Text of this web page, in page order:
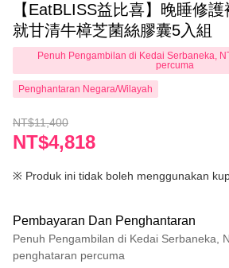
【EatBLISS益比喜】晚睡修
就甘清牛樟芝菌絲膠囊5入組
Penuh Pengambilan di Kedai Serbaneka,
percuma
Penghantaran Negara/Wilayah
NT$11,400
NT$4,818
※ Produk ini tidak boleh menggunakan
Pembayaran Dan Penghantaran
Penuh Pengambilan di Kedai Serbaneka,
penghataran percuma